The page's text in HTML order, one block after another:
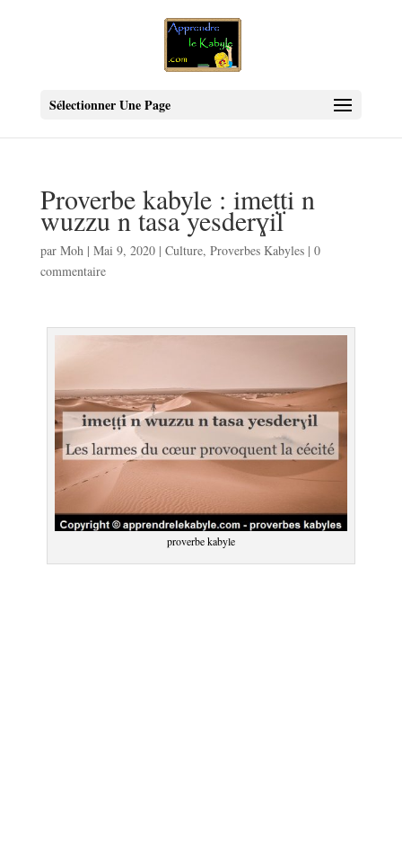
Sélectionner Une Page
Proverbe kabyle : imeṭṭi n
wuzzu n tasa yesderɣil
par Moh| Mai 9, 2020| Culture, Proverbes Kabyles| 0
commentaire
proverbe kabyle